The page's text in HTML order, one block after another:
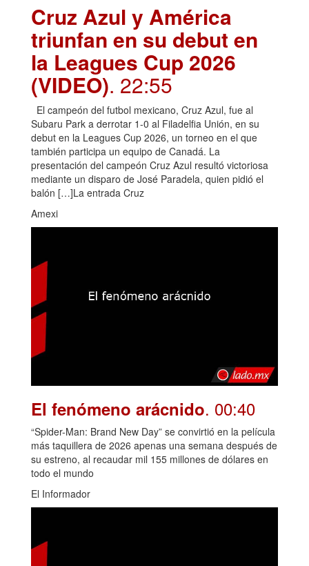
Cruz Azul y América
triunfan en su debut en
la Leagues Cup 2026
(VIDEO). 22:55
El campeón del futbol mexicano, Cruz Azul, fue al
Subaru Park a derrotar 1-0 al Filadelfia Unión, en su
debut en la Leagues Cup 2026, un torneo en el que
también participa un equipo de Canadá. La
presentación del campeón Cruz Azul resultó victoriosa
mediante un disparo de José Paradela, quien pidió el
balón […]La entrada Cruz
Amexi
El fenómeno arácnido. 00:40
“Spider-Man: Brand New Day” se convirtió en la película
más taquillera de 2026 apenas una semana después de
su estreno, al recaudar mil 155 millones de dólares en
todo el mundo
El Informador